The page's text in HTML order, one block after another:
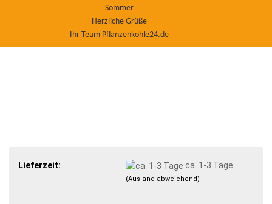
Sommer
Herzliche Grüße
Ihr Team Pflanzenkohle24.de
Lieferzeit: ca. 1-3 Tage
(Ausland abweichend)